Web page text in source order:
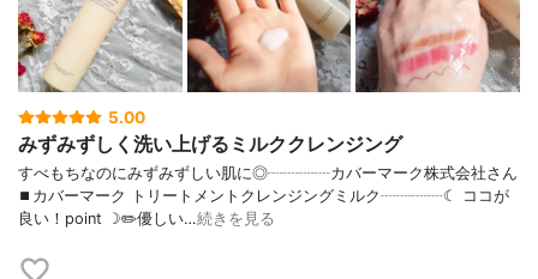
5.00
みずみずしく洗い上げるミルククレンジング
すべもちなのにみずみずしい肌に◎┈┈┈┈カバーマーク株式会社さん
⏹カバーマーク トリートメントクレンジングミルク┈┈┈┈☾ ココが
良い！point ☽✏️優しい…続きを見る